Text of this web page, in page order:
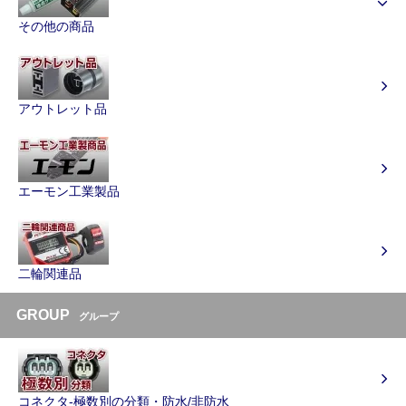
その他の商品
アウトレット品
エーモン工業製品
二輪関連品
GROUP グループ
コネクタ-極数別の分類・防水/非防水